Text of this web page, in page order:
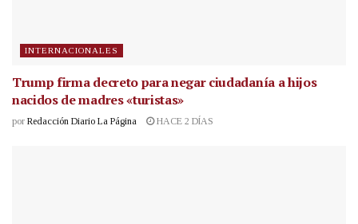
INTERNACIONALES
Trump firma decreto para negar ciudadanía a hijos
nacidos de madres «turistas»
por Redacción Diario La Página HACE 2 DÍAS